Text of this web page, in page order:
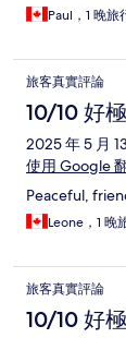
Paul，1 晚旅
旅客真實評論
10/10 好
2025 年 5 月
使用 Google
Peaceful,
Leone，1 晚
旅客真實評論
10/10 好